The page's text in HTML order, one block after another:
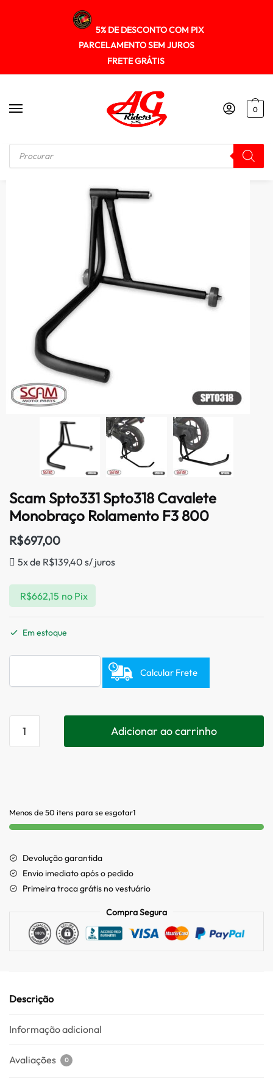
5% DE DESCONTO COM PIX
PARCELAMENTO SEM JUROS
FRETE GRÁTIS
0
Início / OUTROS ACESSÓRIOS Scam Spto331 Spto318 Cavalete Monobraço Rolamento F3 800
Scam Spto331 Spto318 Cavalete
Monobraço Rolamento F3 800
R$697,00
5x de R$139,40 s/ juros
R$662,15 no Pix
Em estoque
Calcular Frete
Adicionar ao carrinho
Menos de 50 itens para se esgotar1
Devolução garantida
Envio imediato após o pedido
Primeira troca grátis no vestuário
Compra Segura
Descrição
Informação adicional
Avaliações 0